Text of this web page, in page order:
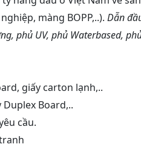
màng BOPP,..). Dẫn
phủ UV, phủ Waterbased,
giấy carton lạnh,..
Board,..
cầu.